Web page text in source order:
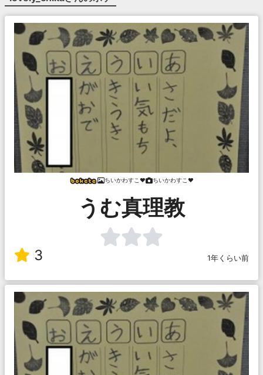
ちいかわすこ❤ ちいかわすこ❤
うむ真理教
3 1年くらい前